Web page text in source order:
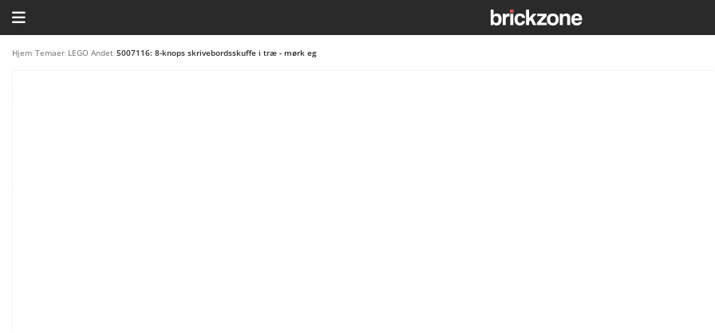
HJEM
Hjem Temaer LEGO Andet 5007116: 8-knops skrivebordsskuffe i træ - mørk eg